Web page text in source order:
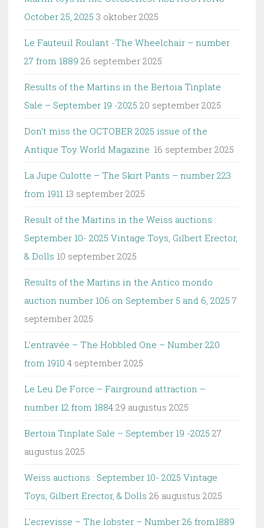
October 25, 2025 3 oktober 2025
Le Fauteuil Roulant -The Wheelchair – number
27 from 1889 26 september 2025
Results of the Martins in the Bertoia Tinplate
Sale – September 19 -2025 20 september 2025
Don’t miss the OCTOBER 2025 issue of the
Antique Toy World Magazine. 16 september 2025
La Jupe Culotte – The Skirt Pants – number 223
from 1911 13 september 2025
Result of the Martins in the Weiss auctions :
September 10- 2025 Vintage Toys, Gilbert Erector,
& Dolls 10 september 2025
Results of the Martins in the Antico mondo
auction number 106 on September 5 and 6, 2025 7
september 2025
L’entravée – The Hobbled One – Number 220
from 1910 4 september 2025
Le Leu De Force – Fairground attraction –
number 12 from 1884 29 augustus 2025
Bertoia Tinplate Sale – September 19 -2025 27
augustus 2025
Weiss auctions : September 10- 2025 Vintage
Toys, Gilbert Erector, & Dolls 26 augustus 2025
L’ecrevisse – The lobster – Number 26 from1889